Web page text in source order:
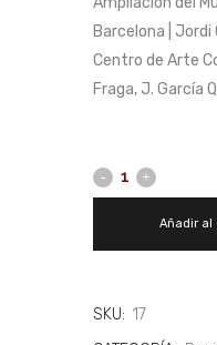
Barcelona | Jordi
Centro de Arte
Fraga, J. García
Añadir al
SKU: 17